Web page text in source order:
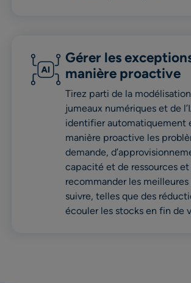
Gérer les
manière proactive
Tirez parti de la
jumeaux numériques et de
identifier automatiquement
manière proactive les
demande,
capacité et de ressources
recommander les
suivre, telles que des
écouler les stocks en fin de